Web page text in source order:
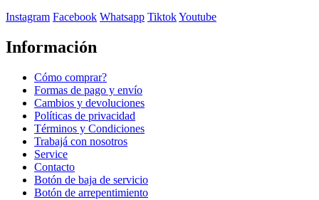
Instagram Facebook Whatsapp TiktokYoutube
Información
Cómo comprar?
Formas de pago y envío
Cambios y devoluciones
Políticas de privacidad
Términos y Condiciones
Trabajá con nosotros
Service
Contacto
Botón de baja de servicio
Botón de arrepentimiento